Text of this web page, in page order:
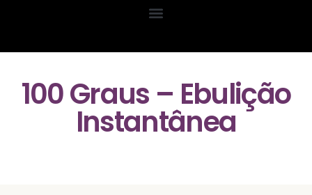
100 Graus – Ebulição
Instantânea